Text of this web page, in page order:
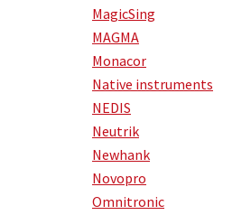
MagicSing
MAGMA
Monacor
Native instruments
NEDIS
Neutrik
Newhank
Novopro
Omnitronic